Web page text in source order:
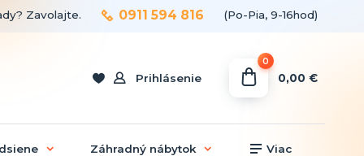
Prihlásenie
Zavolajte. 0911 594 816 (Po-Pia, 9-16hod)
0
0,00 €
Záhradný nábytok Viac